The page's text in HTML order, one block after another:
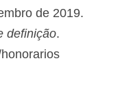
de 2019.
definição.